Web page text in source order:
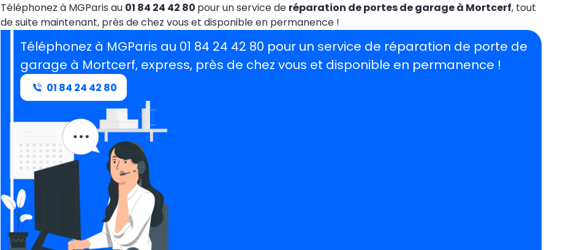
Téléphonez à MGParis au 01 84 24 42 80 pour un service de réparation de portes de garage à Mortcerf, tout
de suite maintenant, près de chez vous et disponible en permanence !
Téléphonez à MGParis au 01 84 24 42 80 pour un service de réparation de porte de
garage à Mortcerf, express, près de chez vous et disponible en permanence !
01 84 24 42 80